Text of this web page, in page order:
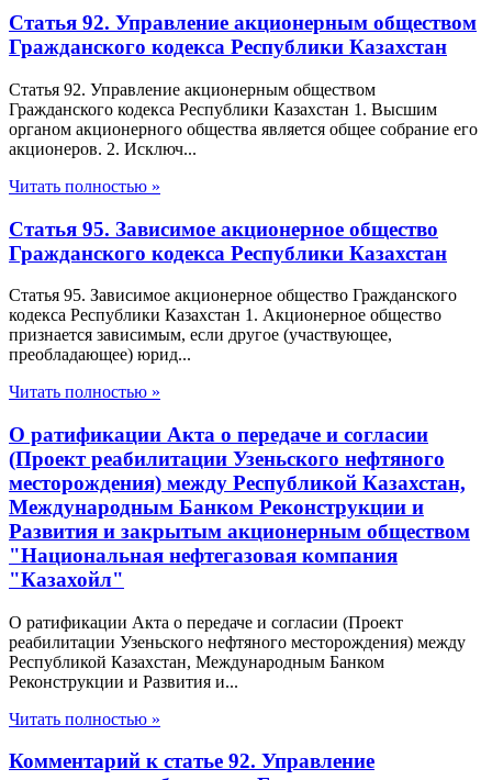
Статья 92. Управление акционерным обществом
Гражданского кодекса Республики Казахстан
Статья 92. Управление акционерным обществом
Гражданского кодекса Республики Казахстан 1. Высшим
органом акционерного общества является общее собрание его
акционеров. 2. Исключ...
Читать полностью »
Статья 95. Зависимое акционерное общество
Гражданского кодекса Республики Казахстан
Статья 95. Зависимое акционерное общество Гражданского
кодекса Республики Казахстан 1. Акционерное общество
признается зависимым, если другое (участвующее,
преобладающее) юрид...
Читать полностью »
О ратификации Акта о передаче и согласии
(Проект реабилитации Узеньского нефтяного
месторождения) между Республикой Казахстан,
Международным Банком Реконструкции и
Развития и закрытым акционерным обществом
"Национальная нефтегазовая компания
"Казахойл"
О ратификации Акта о передаче и согласии (Проект
реабилитации Узеньского нефтяного месторождения) между
Республикой Казахстан, Международным Банком
Реконструкции и Развития и...
Читать полностью »
Комментарий к статье 92. Управление